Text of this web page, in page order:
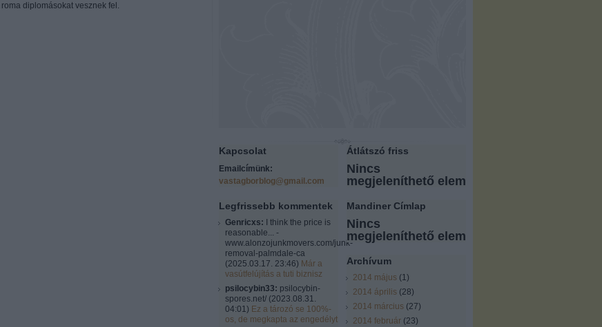
roma diplomásokat vesznek fel.
Kapcsolat
Emailcímünk:
vastagborblog@gmail.com
Legfrissebb kommentek
Genricxs: I think the price is
reasonable... -
www.alonzojunkmovers.com/junk-
removal-palmdale-ca
(2025.03.17. 23:46) Már a
vasútfelújítás a tuti biznisz
psilocybin33: psilocybin-
spores.net/ (2023.08.31.
04:01) Ez a tározó se 100%-
os, de megkapta az engedélyt
Átlátszó friss
Nincs
megjeleníthető elem
Mandiner Címlap
Nincs
megjeleníthető elem
Archívum
2014 május (1)
2014 április (28)
2014 március (27)
2014 február (23)